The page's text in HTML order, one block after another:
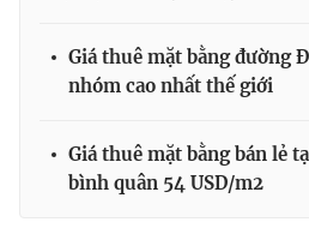
Giá thuê mặt bằng đường
nhóm cao nhất thế giới
Giá thuê mặt bằng bán lẻ
bình quân 54 USD/m2